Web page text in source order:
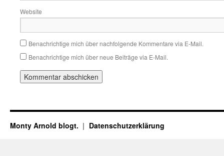
Website
Benachrichtige mich über nachfolgende Kommentare via E-Mail.
Benachrichtige mich über neue Beiträge via E-Mail.
Monty Arnold blogt. Datenschutz­erklärung